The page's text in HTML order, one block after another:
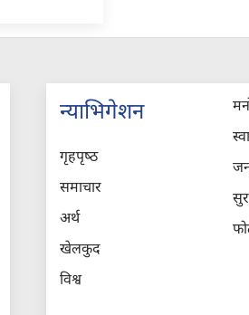
न्याभिगेशन
गृहपृष्‍ठ
समाचार
अर्थ
खेलकुद
विश्व